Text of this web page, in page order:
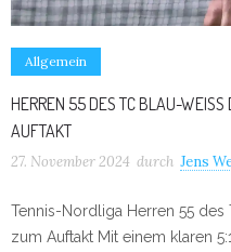
Allgemein
HERREN 55 DES TC BLAU-WEISS
UFTAKT
27. November 2024 durch Jens
Tennis-Nordliga Herren 55
zum Auftakt Mit einem klaren